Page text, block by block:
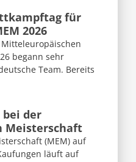
für
2026
begann sehr
Team. Bereits
bei der
Meisterschaft
(MEM) auf
läuft auf